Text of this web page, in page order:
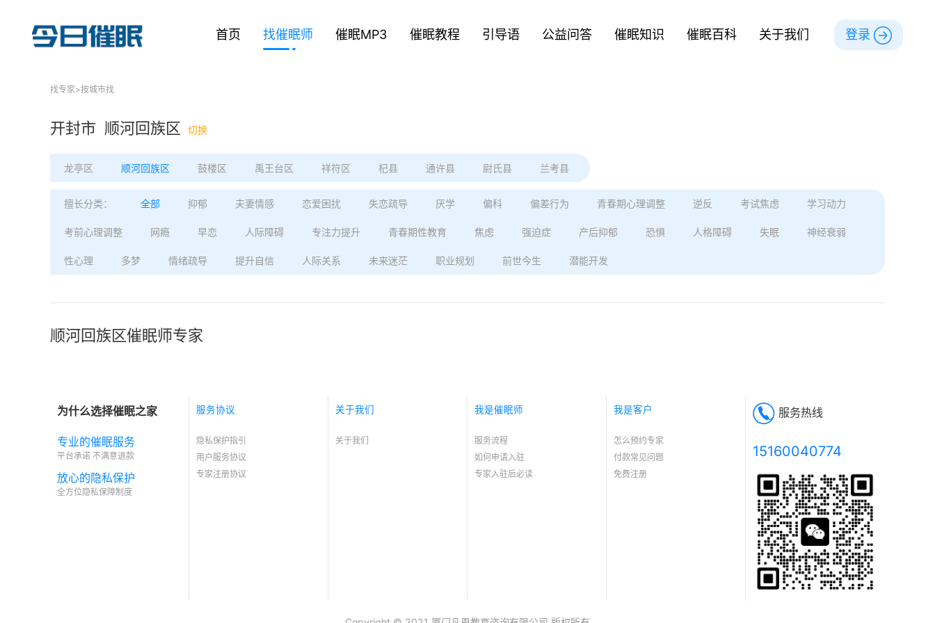
首页 找催眠师 催眠MP3 催眠教程 引导语 公益问答 催眠知识 催眠百科 关于我们 登录
找专家>按城市找
开封市 顺河回族区 切换
龙亭区 顺河回族区 鼓楼区 禹王台区 祥符区 杞县 通许县 尉氏县 兰考县
擅长分类： 全部 抑郁 夫妻情感 恋爱困扰 失恋疏导 厌学 偏科 偏差行为 青春期心理调整 逆反 考试焦虑 学习动力
考前心理调整 网瘾 早恋 人际障碍 专注力提升 青春期性教育 焦虑 强迫症 产后抑郁 恐惧 人格障碍 失眠 神经衰弱
性心理 多梦 情绪疏导 提升自信 人际关系 未来迷茫 职业规划 前世今生 潜能开发
顺河回族区催眠师专家
为什么选择催眠之家
专业的催眠服务
平台承诺 不满意退款
放心的隐私保护
全方位隐私保障制度
服务协议
隐私保护指引
用户服务协议
专家注册协议
关于我们
关于我们
我是催眠师
服务流程
如何申请入驻
专家入驻后必读
我是客户
怎么预约专家
付款常见问题
免费注册
服务热线
15160040774